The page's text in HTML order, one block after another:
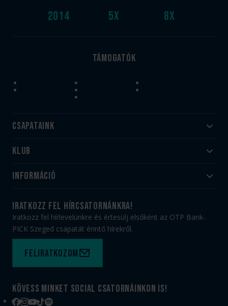
2014 5x 8x
Támogatók
Csapataink
Felnőtt
Utánpótlás
Klub
#HandballFamily
Munkatársaink
PICK Aréna
Sajtóakkreditáció
Információ
Jegy- és bérletvásárlás
Webshop
Adatvédelem
Felhasználási feltételek
Kapcsolat
iratkozz fel hírcsatornánkra!
Iratkozz fel hírlevelünkre és értesülj elsőként az OTP Bank-
PICK Szeged csapatát érintő hírekről.
Feliratkozom
Kövess minket social csatornáinkon is!
Facebook
Instagram
YouTube
TikTokSpotify